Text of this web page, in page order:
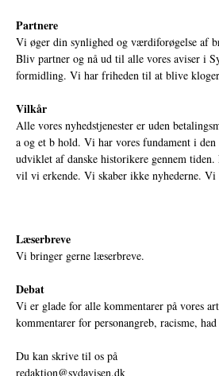
Partnere
Vi øger din synlighed og værdiforøgelse af
Bliv partner og nå ud til alle vores aviser i
formidling. Vi har friheden til at blive
Vilkår
Alle vores nyhedstjenester er uden
a og et b hold. Vi har vores fundament i
udviklet af danske historikere gennem
vil vi erkende. Vi skaber ikke nyhederne. Vi
Læserbreve
Vi bringer gerne læserbreve.
Debat
Vi er glade for alle kommentarer på vores
kommentarer for personangreb, racisme,
Du kan skrive til os på
redaktion@sydavisen.dk